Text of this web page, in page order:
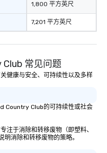
1,800 平方英尺
7,201 平方英尺
常见问题
健康与安全、可持续性以及多样
Country Club的可持续性或社会
于消除和转移废物（即塑料、
消除和转移废物的策略。